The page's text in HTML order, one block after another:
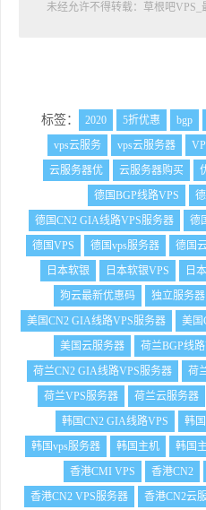
未经允许不得转载： 草根吧VPS_
标签： 2020 5折优惠 bgp
vps云服务
vps云服务器
云服务器优
云服务器购买
德国BGP线路VPS
德国CN2 GIA线路VPS服务器
德
德国VPS
德国vps服务器 德国
日本软银
日本软银VPS 日
狗云最新优惠码
独立服务器
美国CN2 GIA线路VPS服务器
美国
美国云服务器
荷兰BGP线
荷兰CN2 GIA线路VPS服务器
荷
荷兰VPS服务器
荷兰云服务器
韩国CN2 GIA线路VPS
韩
韩国vps服务器
韩国主机 韩国
香港CMI VPS
香港CN2
香港CN2 VPS服务器
香港CN2云